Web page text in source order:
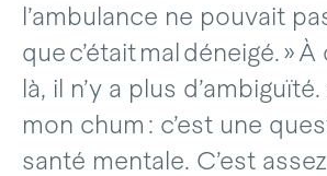
l’ambulance ne pouvait
que c’était mal déneigé. »
là, il n’y a plus d’ambiguïté.
mon chum : c’est une
santé mentale. C’est